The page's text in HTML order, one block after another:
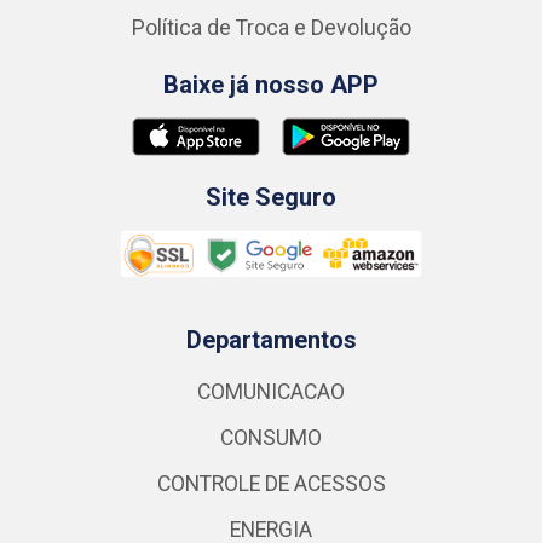
Política de Troca e Devolução
Baixe já nosso APP
Site Seguro
Departamentos
COMUNICACAO
CONSUMO
CONTROLE DE ACESSOS
ENERGIA